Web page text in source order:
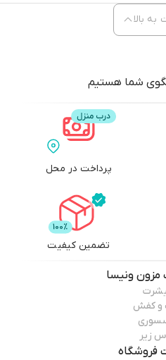
شما هستیم
به بالا
پرداخت در محل
تضمین کیفیت
مزون ونیسا
و کفش
زیر
فروشگاه